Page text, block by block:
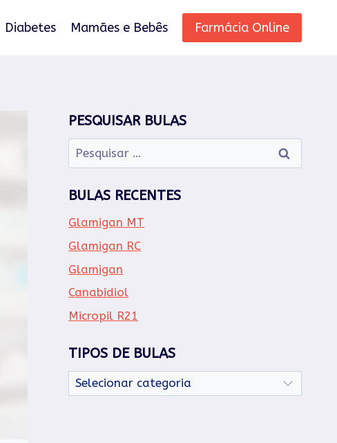
Diabetes Mamães e Bebês Farmácia Online
PESQUISAR BULAS
Pesquisar
por:
BULAS RECENTES
Glamigan MT
Glamigan RC
Glamigan
Canabidiol
Micropil R21
TIPOS DE BULAS
Tipos
de